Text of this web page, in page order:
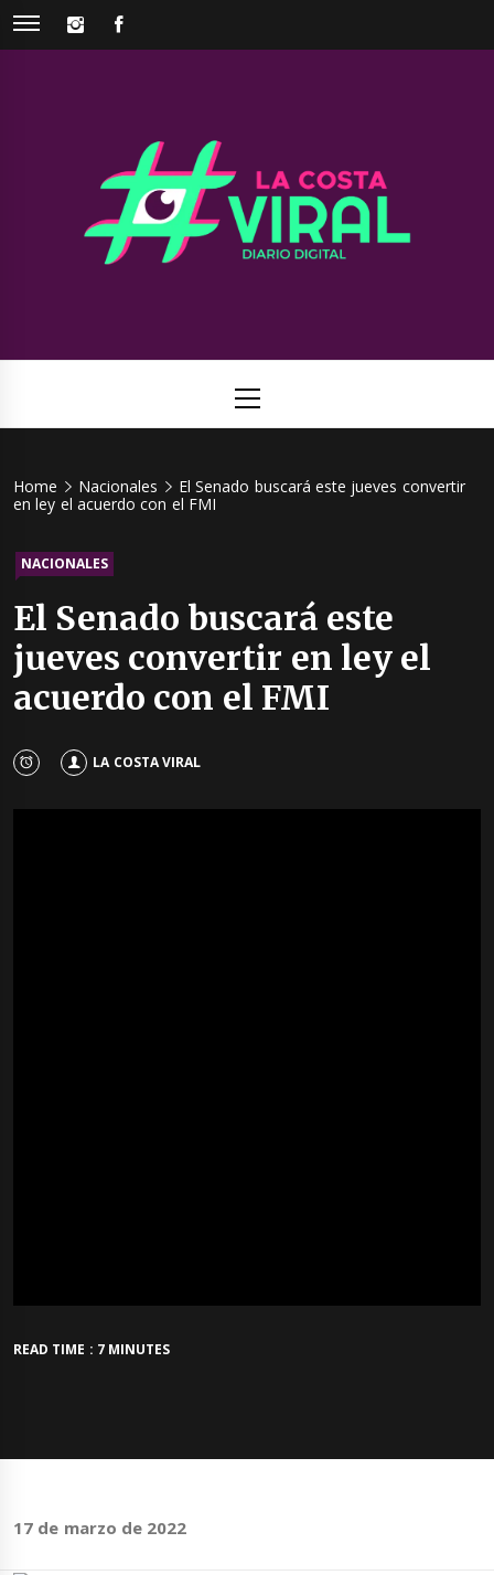
Skip
INSTAGRAM
Viral
Menu
Home Nacionales
El Senado buscará este jueves convertir
en ley el acuerdo con el FMI
NACIONALES
El Senado buscará este
jueves convertir en ley el
acuerdo con el FMI
LA COSTA VIRAL
READ TIME : 7 MINUTES
17 de marzo de 2022